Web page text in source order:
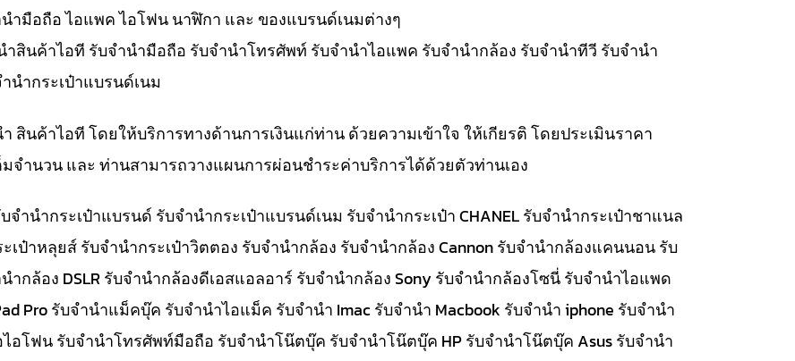
ำมือถือ ไอแพค ไอโฟน นาฬิกา และ ของแบรนด์เนมต่างๆ
ำสินค้าไอที รับจำนำมือถือ รับจำนำโทรศัพท์ รับจำนำไอแพค รับจำนำกล้อง รับจำนำทีวี รับจำนำ
นำกระเป๋าแบรนด์เนม
สินค้าไอที โดยให้บริการทางด้านการเงินแก่ท่าน ด้วยความเข้าใจ ให้เกียรติ โดยประเมินราคา
จำนวน และ ท่านสามารถวางแผนการผ่อนชำระค่าบริการได้ด้วยตัวท่านเอง
ำนำกระเป๋าแบรนด์ รับจำนำกระเป๋าแบรนด์เนม รับจำนำกระเป๋า CHANEL รับจำนำกระเป๋าชาแนล
ะเป๋าหลุยส์ รับจำนำกระเป๋าวิตตอง รับจำนำกล้อง รับจำนำกล้อง Cannon รับจำนำกล้องแคนนอน รับ
กล้อง DSLR รับจำนำกล้องดีเอสแอลอาร์ รับจำนำกล้อง Sony รับจำนำกล้องโซนี่ รับจำนำไอแพด
Pro รับจำนำแม็คบุ๊ค รับจำนำไอแม็ค รับจำนำ Imac รับจำนำ Macbook รับจำนำ iphone รับจำนำ
อโฟน รับจำนำโทรศัพท์มือถือ รับจำนำโน๊ตบุ๊ค รับจำนำโน๊ตบุ๊ค HP รับจำนำโน๊ตบุ๊ค Asus รับจำนำ